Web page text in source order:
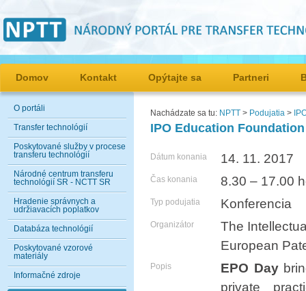
Domov Kontakt Opýtajte sa Partneri
O portáli
Transfer technológií
Poskytované služby v procese
transferu technológií
Národné centrum transferu
technológií SR - NCTT SR
Hradenie správnych a
udržiavacích poplatkov
Databáza technológií
Poskytované vzorové
materiály
Informačné zdroje
Nachádzate sa tu: NPTT > Podujatia >
IPO Education
Dátum konania 14. 11. 2017
Čas konania 8.30 – 17.00
Typ podujatia Konferencia
Organizátor
The
European
Popis EPO Day
private